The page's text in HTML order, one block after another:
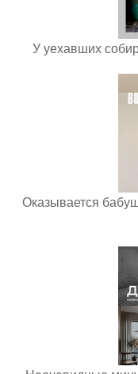
У уехавших
Оказывается